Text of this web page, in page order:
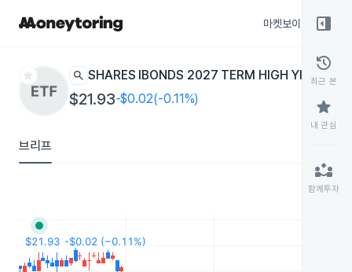
마켓보이스
star search ISHARES IBONDS 2027 TERM HIGH YIELD
$21.93-$0.02(-0.11%)
브리프
right_panel_open
history
최근 본
star
내 관심
partner_exchange
함께투자